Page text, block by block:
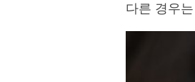
다른 경우